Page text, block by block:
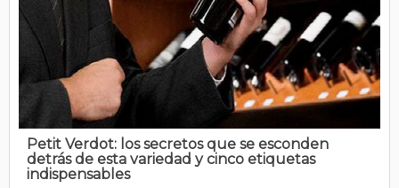
Petit Verdot: los secretos que se esconden
detrás de esta variedad y cinco etiquetas
indispensables